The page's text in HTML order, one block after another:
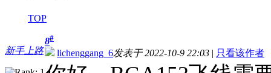
TOP
新手上路
8#
lichenggang_6发表于 2022-10-9 22:03 | 只看该作者